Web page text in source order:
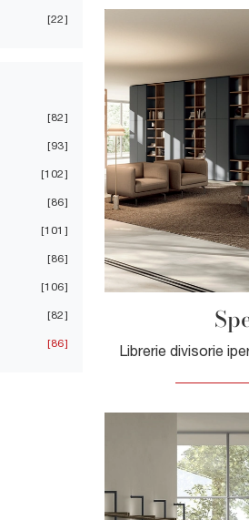
22
82
93
102
86
101
86
106
82
86